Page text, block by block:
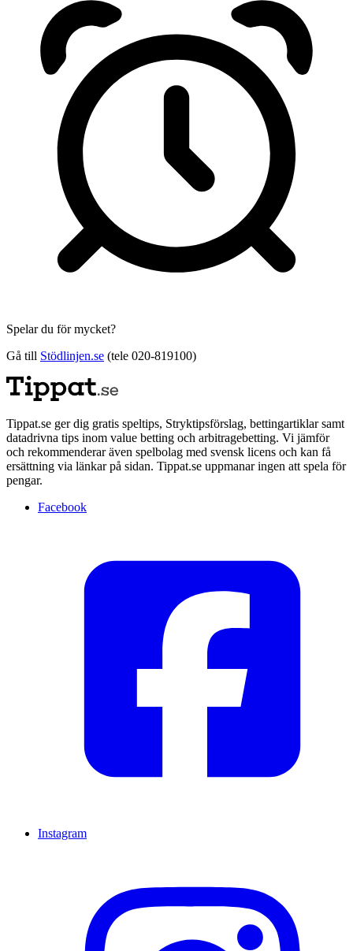
Spelar du för mycket?
Gå till Stödlinjen.se (tele 020-819100)
Tippat.se ger dig gratis speltips, Stryktipsförslag, bettingartiklar samt
datadrivna tips inom value betting och arbitragebetting. Vi jämför
och rekommenderar även spelbolag med svensk licens och kan få
ersättning via länkar på sidan. Tippat.se uppmanar ingen att spela för
pengar.
Facebook
Instagram